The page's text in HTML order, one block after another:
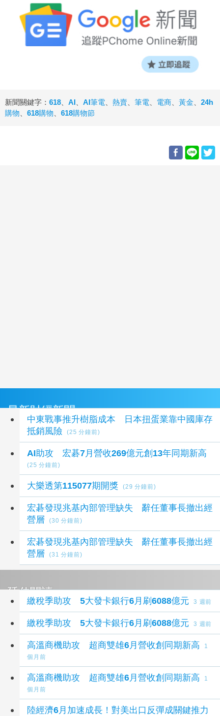
新聞關鍵字： 618 AI AI筆電 熱賣 筆電 電商 黃金
24h
購物
618購物 618購物節
最新財經新聞
中東戰事推升樹脂成本 日本扭蛋業靠中國庫存
抵銷風險
(25 分鐘前)
AI助攻 宏碁7月營收269億元創13年同期新高
(25 分鐘前)
大樂透第115077期開獎 (29 分鐘前)
宏碁發現兆基內部管理缺失 辭任董事長撤出經
營層
(30 分鐘前)
宏碁發現兆基內部管理缺失 辭任董事長撤出經
營層
(31 分鐘前)
延伸閱讀
繳稅季助攻 5大發卡銀行6月刷6088億元 3 週前
繳稅季助攻 5大發卡銀行6月刷6088億元 3 週前
高溫商機助攻 超商雙雄6月營收創同期新高
1
個月前
高溫商機助攻 超商雙雄6月營收創同期新高
1
個月前
陸經濟6月加速成長！對美出口反彈成關鍵推力